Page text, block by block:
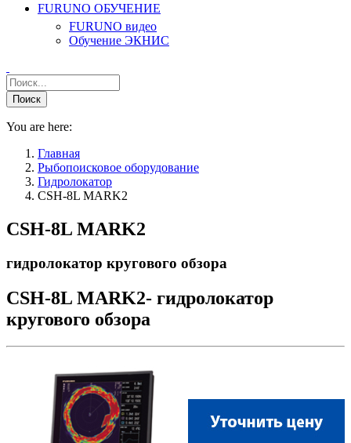
FURUNO ОБУЧЕНИЕ
FURUNO видео
Обучение ЭКНИС
You are here:
Главная
Рыбопоисковое оборудование
Гидролокатор
CSH-8L MARK2
CSH-8L MARK2
гидролокатор кругового обзора
CSH-8L MARK2- гидролокатор
кругового обзора